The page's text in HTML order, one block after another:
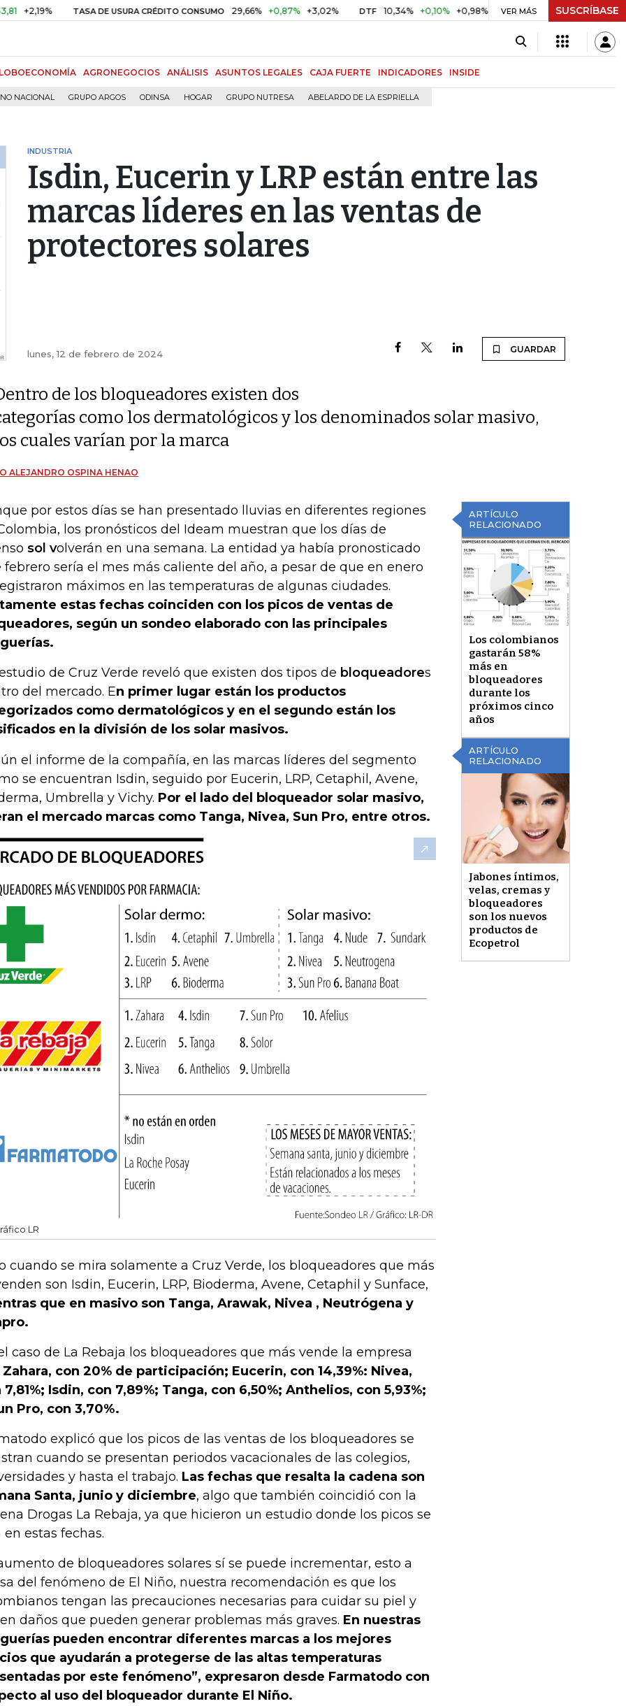
TASA DE USURA CRÉDITO CONSUMO 29,66% +0,87% +3,02% DTF 10,34% +0,10% +0,98% UVR $ 416,91 +$ 0,05 +0,01%
VER MÁS SUSCRÍBASE
AGRONEGOCIOS ANÁLISIS ASUNTOS LEGALES CAJA FUERTE INDICADORES INSIDE
NACIONAL GRUPO ARGOS ODINSA HOGAR GRUPO NUTRESA ABELARDO DE LA ESPRIELLA
INDUSTRIA
Isdin, Eucerin y LRP están entre las
marcas líderes en las ventas de
protectores solares
lunes, 12 de febrero de 2024 GUARDAR
de los bloqueadores existen dos
como los dermatológicos y los denominados solar masivo,
cuales varían por la marca
ALEJANDRO OSPINA HENAO
ARTÍCULO
RELACIONADO
Los colombianos
gastarán 58%
más en
bloqueadores
durante los
próximos cinco
años
por estos días se han presentado lluvias en diferentes regiones
los pronósticos del Ideam muestran que los días de
sol volverán en una semana. La entidad ya había pronosticado
febrero sería el mes más caliente del año, a pesar de que en enero
máximos en las temperaturas de algunas ciudades.
estas fechas coinciden con los picos de ventas de
según un sondeo elaborado con las principales
ARTÍCULO
RELACIONADO
Jabones íntimos,
velas, cremas y
bloqueadores
son los nuevos
productos de
Ecopetrol
de Cruz Verde reveló que existen dos tipos de bloqueadores
del mercado. En primer lugar están los productos
como dermatológicos y en el segundo están los
en la división de los solar masivos.
el informe de la compañía, en las marcas líderes del segmento
se encuentran Isdin, seguido por Eucerin, LRP, Cetaphil, Avene,
Umbrella y Vichy. Por el lado del bloqueador solar masivo,
el mercado marcas como Tanga, Nivea, Sun Pro, entre otros.
LR
cuando se mira solamente a Cruz Verde, los bloqueadores que más
son Isdin, Eucerin, LRP, Bioderma, Avene, Cetaphil y Sunface,
que en masivo son Tanga, Arawak, Nivea , Neutrógena y
caso de La Rebaja los bloqueadores que más vende la empresa
Zahara, con 20% de participación; Eucerin, con 14,39%: Nivea,
7,81%; Isdin, con 7,89%; Tanga, con 6,50%; Anthelios, con 5,93%;
Pro, con 3,70%.
explicó que los picos de las ventas de los bloqueadores se
cuando se presentan periodos vacacionales de las colegios,
y hasta el trabajo. Las fechas que resalta la cadena son
Santa, junio y diciembre, algo que también coincidió con la
Drogas La Rebaja, ya que hicieron un estudio donde los picos se
en estas fechas.
de bloqueadores solares sí se puede incrementar, esto a
del fenómeno de El Niño, nuestra recomendación es que los
tengan las precauciones necesarias para cuidar su piel y
daños que pueden generar problemas más graves. En nuestras
pueden encontrar diferentes marcas a los mejores
que ayudarán a protegerse de las altas temperaturas
por este fenómeno”, expresaron desde Farmatodo con
al uso del bloqueador durante El Niño.